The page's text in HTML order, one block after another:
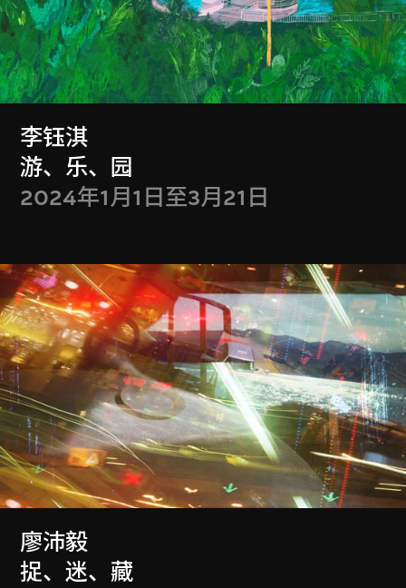
李钰淇
游、乐、园
2024年1月1日至3月21日
廖沛毅
捉、迷、藏
会籍礼遇
Membership Benefits
携同宾客享用M+会员会馆
获赠M+会员限量版单肩袋乙个
每季可获M+夜不同礼券一张
获赠M+戏院免费门票两张
M+会员每月独家导赏团
……更多会员礼遇等你发掘！
M+会籍礼遇于2026年7月更新